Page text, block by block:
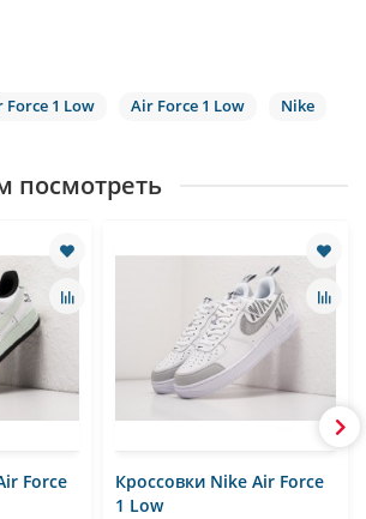
Force 1 Low Air Force 1 Low Nike
посмотреть
Force
Кроссовки Nike Air Force
1 Low